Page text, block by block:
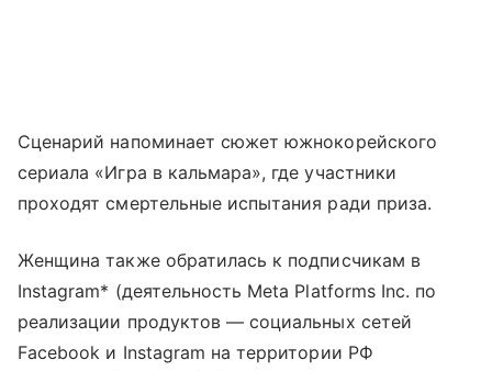
Сценарий напоминает сюжет южнокорейского
сериала «Игра в кальмара», где участники
проходят смертельные испытания ради приза.
Женщина также обратилась к подписчикам в
Instagram* (деятельность Meta Platforms Inc. по
реализации продуктов — социальных сетей
Facebook и Instagram на территории РФ